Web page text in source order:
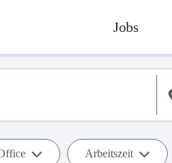
Jobs
Arbeitszeit